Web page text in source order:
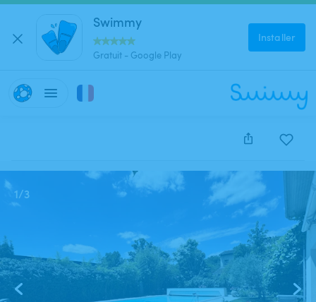
Swimmy
Gratuit - Google Play
Installer
Cette annonce est close et ne peut être réservée.
1/3